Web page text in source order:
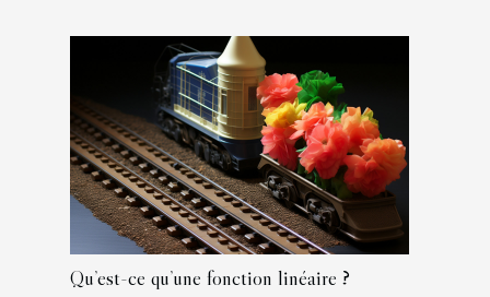
Qu’est-ce qu’une fonction linéaire ?